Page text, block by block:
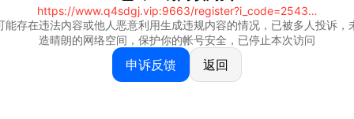
https://www.q4sdgj.vip:9663/register?i_code=25430844
能存在违法内容或他人恶意利用生成违规内容的情况，已被多人投诉，
造晴朗的网络空间，保护你的帐号安全，已停止本次访问
申诉反馈 返回